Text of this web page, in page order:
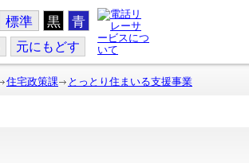
標準 黒 青
元にもどす
住宅政策課 とっとり住まいる支援事業